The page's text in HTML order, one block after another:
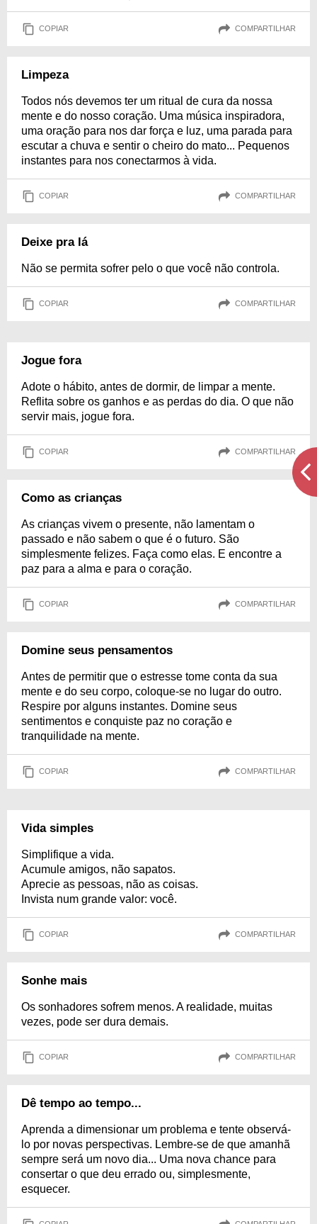
COPIAR COMPARTILHAR
Limpeza
Todos nós devemos ter um ritual de cura da nossa
mente e do nosso coração. Uma música inspiradora,
uma oração para nos dar força e luz, uma parada para
escutar a chuva e sentir o cheiro do mato... Pequenos
instantes para nos conectarmos à vida.
COPIAR COMPARTILHAR
Deixe pra lá
Não se permita sofrer pelo o que você não controla.
COPIAR COMPARTILHAR
Jogue fora
Adote o hábito, antes de dormir, de limpar a mente.
Reflita sobre os ganhos e as perdas do dia. O que não
servir mais, jogue fora.
COPIAR COMPARTILHAR
Como as crianças
As crianças vivem o presente, não lamentam o
passado e não sabem o que é o futuro. São
simplesmente felizes. Faça como elas. E encontre a
paz para a alma e para o coração.
COPIAR COMPARTILHAR
Domine seus pensamentos
Antes de permitir que o estresse tome conta da sua
mente e do seu corpo, coloque-se no lugar do outro.
Respire por alguns instantes. Domine seus
sentimentos e conquiste paz no coração e
tranquilidade na mente.
COPIAR COMPARTILHAR
Vida simples
Simplifique a vida.
Acumule amigos, não sapatos.
Aprecie as pessoas, não as coisas.
Invista num grande valor: você.
COPIAR COMPARTILHAR
Sonhe mais
Os sonhadores sofrem menos. A realidade, muitas
vezes, pode ser dura demais.
COPIAR COMPARTILHAR
Dê tempo ao tempo...
Aprenda a dimensionar um problema e tente observá-
lo por novas perspectivas. Lembre-se de que amanhã
sempre será um novo dia... Uma nova chance para
consertar o que deu errado ou, simplesmente,
esquecer.